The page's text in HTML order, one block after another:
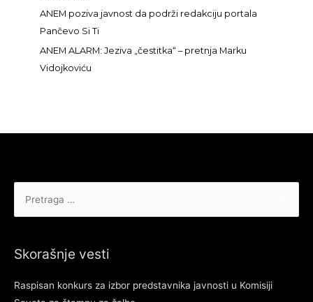
ANEM poziva javnost da podrži redakciju portala
Pančevo Si Ti
ANEM ALARM: Jeziva „čestitka“ – pretnja Marku
Vidojkoviću
Skorašnje vesti
Raspisan konkurs za izbor predstavnika javnosti u Komisiji